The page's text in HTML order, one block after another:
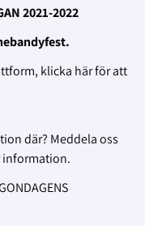
2021-2022
klicka här för att
där? Meddela oss
information.